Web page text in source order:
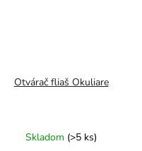
Otvárač fliaš Okuliare
Skladom (>5 ks)